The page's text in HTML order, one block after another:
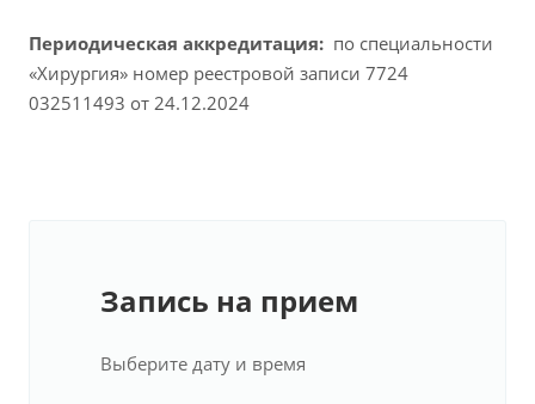
Периодическая аккредитация: по специальности
«Хирургия» номер реестровой записи 7724
032511493 от 24.12.2024
Запись на прием
Выберите дату и время